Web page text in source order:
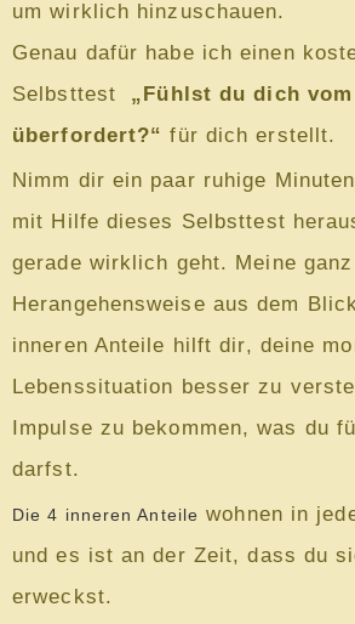
um wirklich hinzuschauen.
Genau dafür habe ich einen
Selbsttest „Fühlst du dich vom
überfordert?“für dich erstellt.
Nimm dir ein paar ruhige
mit Hilfe dieses Selbsttest
gerade wirklich geht. Meine
Herangehensweise aus dem
inneren Anteile hilft dir, deine
Lebenssituation besser zu
Impulse zu bekommen, was du
darfst.
Die 4 inneren Anteile wohnen in
und es ist an der Zeit, dass du
erweckst.